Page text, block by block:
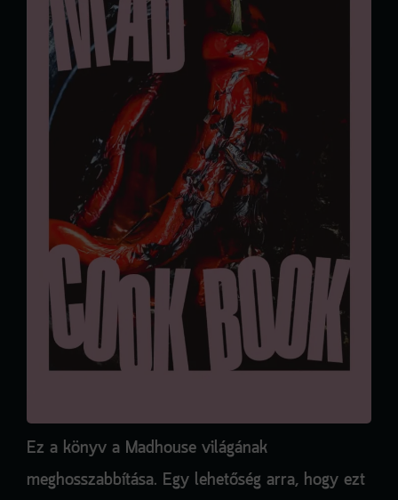
Ez a könyv a Madhouse világának
meghosszabbítása. Egy lehetőség arra, hogy ezt